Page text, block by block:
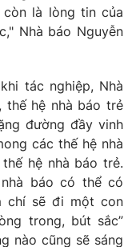
là lòng tin của
Nhà báo Nguyễn
tác nghiệp, Nhà
thế hệ nhà báo trẻ
đường đầy vinh
các thế hệ nhà
hệ nhà báo trẻ.
báo có thể có
chí sẽ đi một con
trong, bút sắc”
nào cũng sẽ sáng